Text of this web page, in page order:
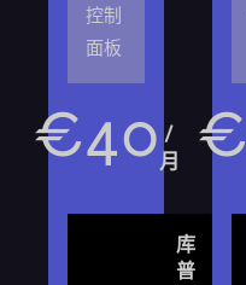
控制
面板
€40 /
月
库
普
€